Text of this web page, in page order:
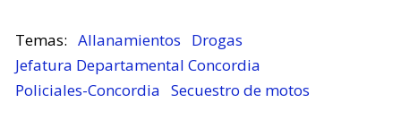
Allanamientos
Drogas
Jefatura Departamental Concordia
Policiales-Concordia Secuestro de motos